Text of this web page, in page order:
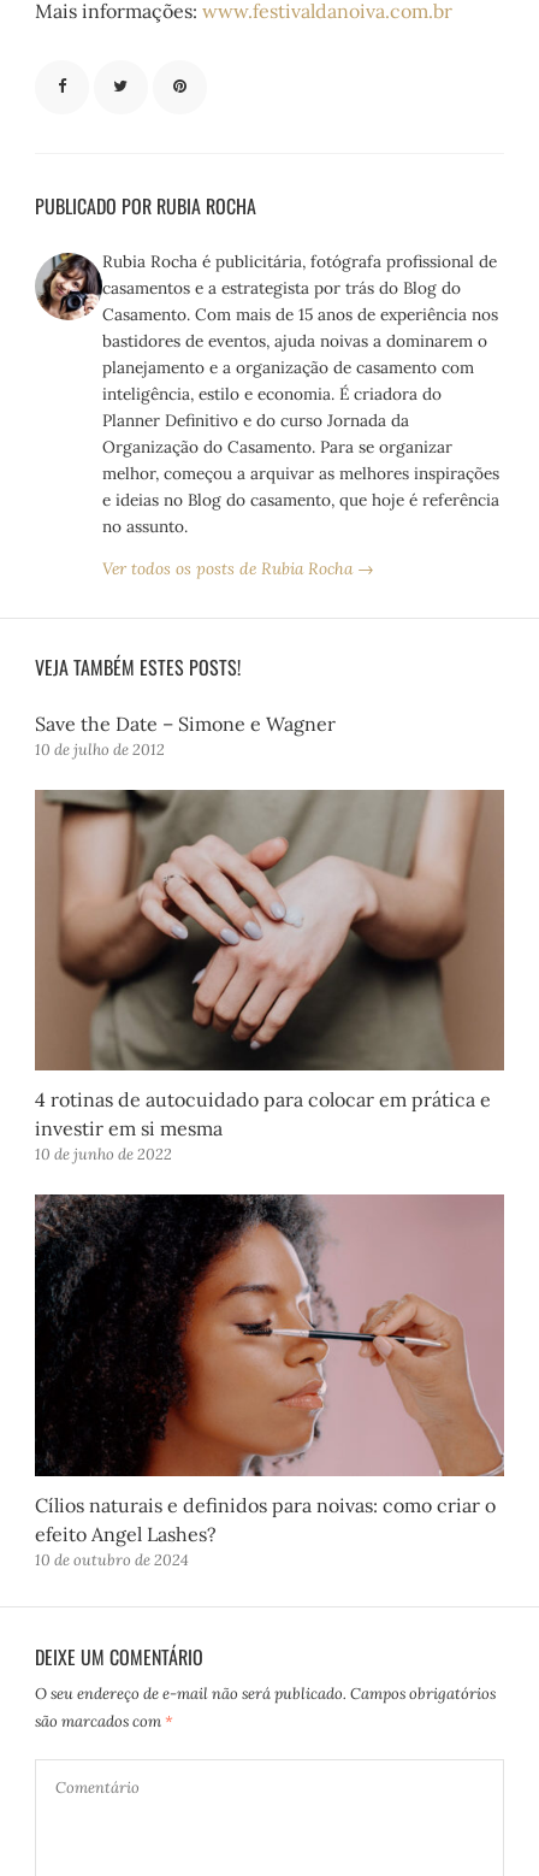
Mais informações: www.festivaldanoiva.com.br
PUBLICADO POR RUBIA ROCHA
Rubia Rocha é publicitária, fotógrafa profissional de
casamentos e a estrategista por trás do Blog do
Casamento. Com mais de 15 anos de experiência nos
bastidores de eventos, ajuda noivas a dominarem o
planejamento e a organização de casamento com
inteligência, estilo e economia. É criadora do
Planner Definitivo e do curso Jornada da
Organização do Casamento. Para se organizar
melhor, começou a arquivar as melhores inspirações
e ideias no Blog do casamento, que hoje é referência
no assunto.
Ver todos os posts de Rubia Rocha →
VEJA TAMBÉM ESTES POSTS!
Save the Date – Simone e Wagner
10 de julho de 2012
4 rotinas de autocuidado para colocar em prática e
investir em si mesma
10 de junho de 2022
Cílios naturais e definidos para noivas: como criar o
efeito Angel Lashes?
10 de outubro de 2024
DEIXE UM COMENTÁRIO
O seu endereço de e-mail não será publicado. Campos obrigatórios
são marcados com *